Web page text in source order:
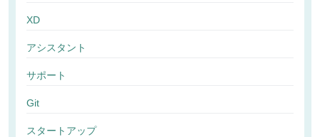
XD
アシスタント
サポート
Git
スタートアップ